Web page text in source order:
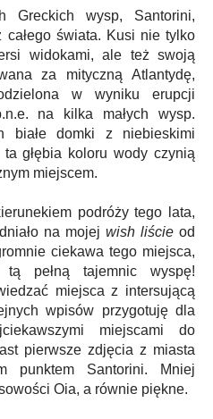
Greckich wysp, Santorini,
całego świata. Kusi nie tylko
widokami, ale też swoją
za mityczną Atlantydę,
w wyniku erupcji
na kilka małych wysp.
białe domki z niebieskimi
głębia koloru wody czynią
miejscem.
podróży tego lata,
na mojej wish liście od
ciekawa tego miejsca,
tą pełną tajemnic wyspę!
miejsca z intersującą
wpisów przygotuję dla
miejscami do
pierwsze zdjęcia z miasta
punktem Santorini. Mniej
Oia, a równie piękne.